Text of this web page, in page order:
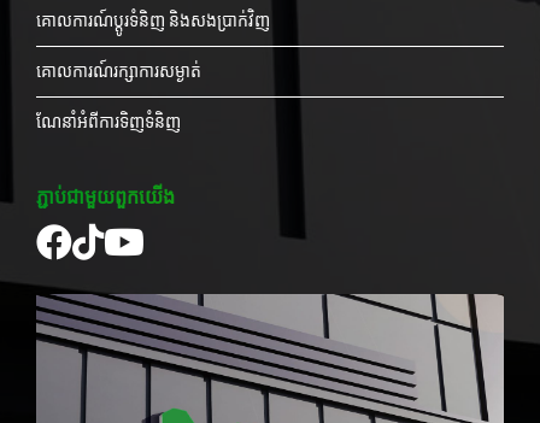
គោលការណ៍ប្តូរទំនិញ និងសងប្រាក់វិញ
គោលការណ៍រក្សាការសម្ងាត់
ណែនាំអំពីការទិញទំនិញ
ភ្ជាប់ជាមួយពួកយើង